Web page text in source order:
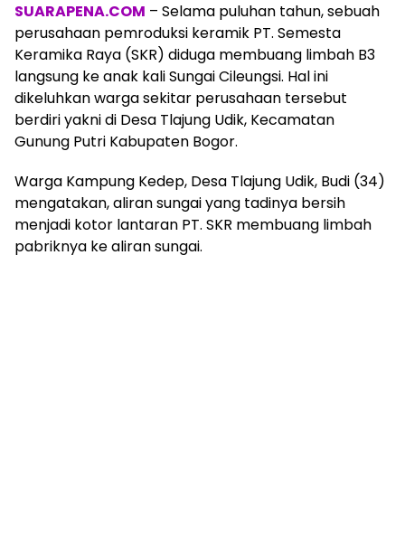
SUARAPENA.COM – Selama puluhan tahun, sebuah
perusahaan pemroduksi keramik PT. Semesta
Keramika Raya (SKR) diduga membuang limbah B3
langsung ke anak kali Sungai Cileungsi. Hal ini
dikeluhkan warga sekitar perusahaan tersebut
berdiri yakni di Desa Tlajung Udik, Kecamatan
Gunung Putri Kabupaten Bogor.
Warga Kampung Kedep, Desa Tlajung Udik, Budi (34)
mengatakan, aliran sungai yang tadinya bersih
menjadi kotor lantaran PT. SKR membuang limbah
pabriknya ke aliran sungai.